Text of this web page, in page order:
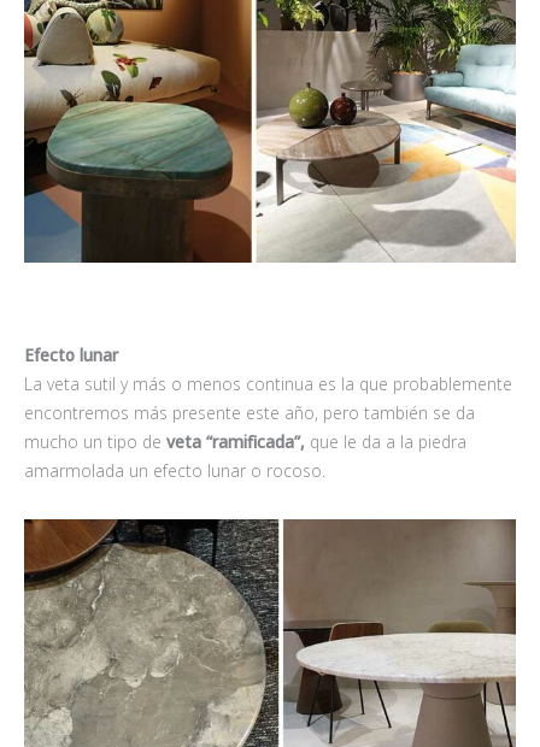
Efecto lunar
La veta sutil y más o menos continua es la que probablemente
encontremos más presente este año, pero también se da
mucho un tipo de veta “ramificada”, que le da a la piedra
amarmolada un efecto lunar o rocoso.